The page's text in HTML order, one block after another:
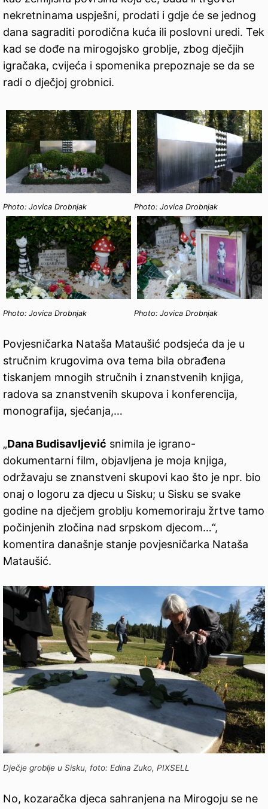
nekretninama uspješni, prodati i gdje će se jednog
dana sagraditi porodična kuća ili poslovni uredi. Tek
kad se dođe na mirogojsko groblje, zbog dječjih
igračaka, cvijeća i spomenika prepoznaje se da se
radi o dječjoj grobnici.
Photo: Jovica Drobnjak Photo: Jovica Drobnjak
Photo: Jovica Drobnjak Photo: Jovica Drobnjak
Povjesničarka Nataša Mataušić podsjeća da je u
stručnim krugovima ova tema bila obrađena
tiskanjem mnogih stručnih i znanstvenih knjiga,
radova sa znanstvenih skupova i konferencija,
monografija, sjećanja,…
„Dana Budisavljević snimila je igrano-
dokumentarni film, objavljena je moja knjiga,
održavaju se znanstveni skupovi kao što je npr. bio
onaj o logoru za djecu u Sisku; u Sisku se svake
godine na dječjem groblju komemoriraju žrtve tamo
počinjenih zločina nad srpskom djecom…“,
komentira današnje stanje povjesničarka Nataša
Mataušić.
Dječje groblje u Sisku, foto: Edina Zuko, PIXSELL
No, kozaračka djeca sahranjena na Mirogoju se ne